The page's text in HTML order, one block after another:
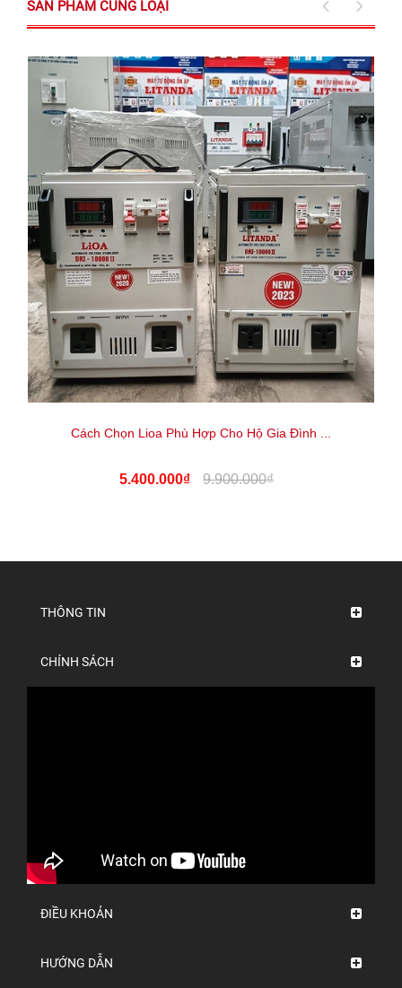
SẢN PHẨM CÙNG LOẠI
Cách Chọn Lioa Phù Hợp Cho Hộ Gia Đình ...
5.400.000₫ 9.900.000₫
THÔNG TIN
CHÍNH SÁCH
ĐIỀU KHOẢN
HƯỚNG DẪN